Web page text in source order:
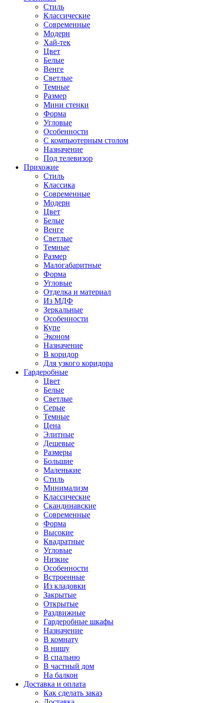
Стиль
Классические
Современные
Модерн
Хай-тек
Цвет
Белые
Венге
Светлые
Темные
Размер
Мини стенки
Форма
Угловые
Особенности
С компьютерным столом
Назначение
Под телевизор
Прихожие
Стиль
Классика
Современные
Модерн
Цвет
Белые
Венге
Светлые
Темные
Размер
Малогабаритные
Форма
Угловые
Отделка и материал
Из МДФ
Зеркальные
Особенности
Купе
Эконом
Назначение
В коридор
Для узкого коридора
Гардеробные
Цвет
Белые
Светлые
Серые
Темные
Цена
Элитные
Дешевые
Размеры
Большие
Маленькие
Стиль
Минимализм
Классические
Скандинавские
Современные
Форма
Высокие
Квадратные
Угловые
Низкие
Особенности
Встроенные
Из кладовки
Закрытые
Открытые
Раздвижные
Гардеробные шкафы
Назначение
В комнату
В нишу
В спальню
В частный дом
На балкон
Доставка и оплата
Как сделать заказ